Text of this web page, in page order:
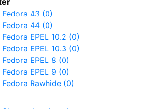
Fedora 43 (0)
Fedora 44 (0)
Fedora EPEL 10.2 (0)
Fedora EPEL 10.3 (0)
Fedora EPEL 8 (0)
Fedora EPEL 9 (0)
Fedora Rawhide (0)